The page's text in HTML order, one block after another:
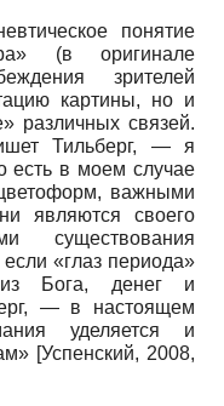
понятие
(в оригинале
зрителей
картины, но и
различных связей.
Тильберг, — я
есть в моем случае
важными
являются своего
существования
«глаз периода»
из Бога, денег и
— в настоящем
уделяется и
[Успенский, 2008,